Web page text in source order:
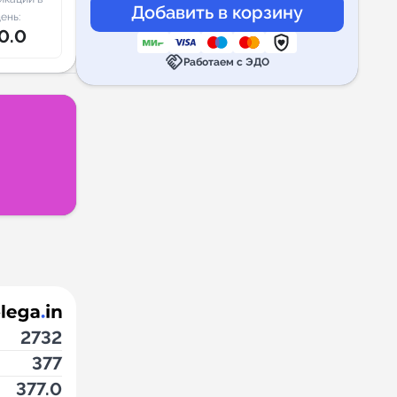
2732
377
377.0
handshakeРаботаем с ЭДО